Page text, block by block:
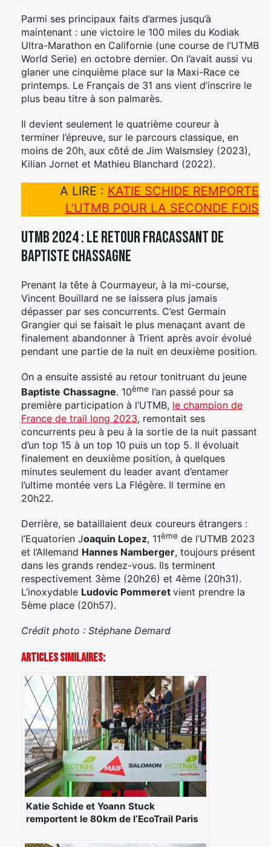
Parmi ses principaux faits d’armes jusqu’à
maintenant : une victoire le 100 miles du Kodiak
Ultra-Marathon en Californie (une course de l’UTMB
World Serie) en octobre dernier. On l’avait aussi vu
glaner une cinquième place sur la Maxi-Race ce
printemps. Le Français de 31 ans vient d’inscrire le
plus beau titre à son palmarès.
Il devient seulement le quatrième coureur à
terminer l’épreuve, sur le parcours classique, en
moins de 20h, aux côté de Jim Walsmsley (2023),
Kilian Jornet et Mathieu Blanchard (2022).
A LIRE : KATIE SCHIDE REMPORTE
L’UTMB POUR LA SECONDE FOIS
UTMB 2024 : le retour fracassant de
Baptiste Chassagne
Prenant la tête à Courmayeur, à la mi-course,
Vincent Bouillard ne se laissera plus jamais
dépasser par ses concurrents. C’est Germain
Grangier qui se faisait le plus menaçant avant de
finalement abandonner à Trient après avoir évolué
pendant une partie de la nuit en deuxième position.
On a ensuite assisté au retour tonitruant du jeune
Baptiste Chassagne. 10ème l’an passé pour sa
première participation à l’UTMB, le champion de
France de trail long 2023, remontait ses
concurrents peu à peu à la sortie de la nuit passant
d’un top 15 à un top 10 puis un top 5. Il évoluait
finalement en deuxième position, à quelques
minutes seulement du leader avant d’entamer
l’ultime montée vers La Flégère. Il termine en
20h22.
Derrière, se bataillaient deux coureurs étrangers :
l’Equatorien Joaquin Lopez, 11ème de l’UTMB 2023
et l’Allemand Hannes Namberger, toujours présent
dans les grands rendez-vous. Ils terminent
respectivement 3ème (20h26) et 4ème (20h31).
L’inoxydable Ludovic Pommeret vient prendre la
5ème place (20h57).
Crédit photo : Stéphane Demard
Articles Similaires:
Katie Schide et Yoann Stuck
remportent le 80km de l’EcoTrail Paris